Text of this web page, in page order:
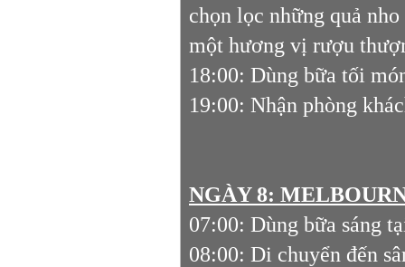
chọn lọc những quả
một hương vị rượu
18:00: Dùng bữa tối
19:00: Nhận phòng
NGÀY 8:
07:00: Dùng bữa sáng
08:00: Di chuyển đến